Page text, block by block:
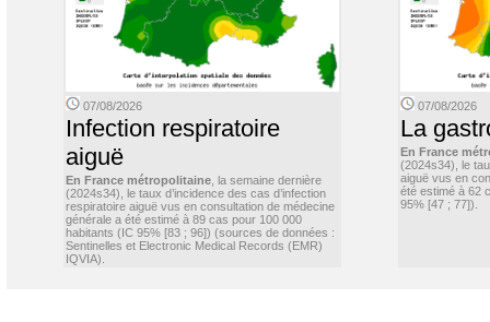
07/08/2026
Infection respiratoire
aiguë
En France métropolitaine , la semaine dernière
(2024s34), le taux d’incidence des cas d’infection
respiratoire aiguë vus en consultation de médecine
générale a été estimé à 89 cas pour 100 000
habitants (IC 95% [83 ; 96]) (sources de données :
Sentinelles et Electronic Medical Records (EMR)
IQVIA).
07/08/2026
La
En France
(2024s34), le
aiguë vus en
été estimé à 62
95% [47 ; 77]).